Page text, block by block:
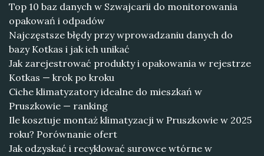
Top 10 baz danych w Szwajcarii do monitorowania
opakowań i odpadów
Najczęstsze błędy przy wprowadzaniu danych do
bazy Kotkas i jak ich unikać
Jak zarejestrować produkty i opakowania w rejestrze
Kotkas — krok po kroku
Ciche klimatyzatory idealne do mieszkań w
Pruszkowie — ranking
Ile kosztuje montaż klimatyzacji w Pruszkowie w 2025
roku? Porównanie ofert
Jak odzyskać i recyklować surowce wtórne w